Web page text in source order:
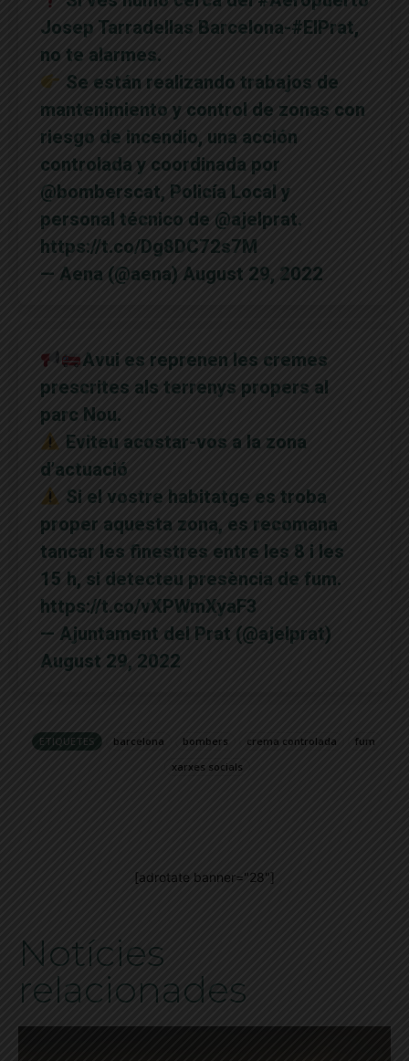
Josep Tarradellas Barcelona-#ElPrat,
no te alarmes.
Se están realizando trabajos de
mantenimiento y control de zonas con
riesgo de incendio, una acción
controlada y coordinada por
@bomberscat, Policía Local y
personal técnico de @ajelprat.
https://t.co/Dg8DC72s7M
— Aena (@aena) August 29, 2022
Avui es reprenen les cremes
prescrites als terrenys propers al
parc Nou.
Eviteu acostar-vos a la zona
d’actuació
Si el vostre habitatge es troba
proper aquesta zona, es recomana
tancar les finestres entre les 8 i les
15 h, si detecteu presència de fum.
https://t.co/vXPWmXyaF3
— Ajuntament del Prat (@ajelprat)
August 29, 2022
ETIQUETES barcelona bombers crema controlada
fum
xarxes socials
[adrotate banner="28"]
Notícies
relacionades